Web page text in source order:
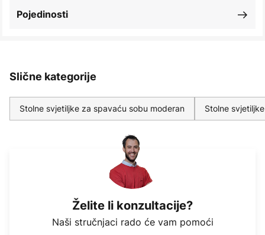
Pojedinosti
Slične kategorije
Stolne svjetiljke za spavaću sobu moderan Stolne
Želite li konzultacije?
Naši stručnjaci rado će vam pomoći